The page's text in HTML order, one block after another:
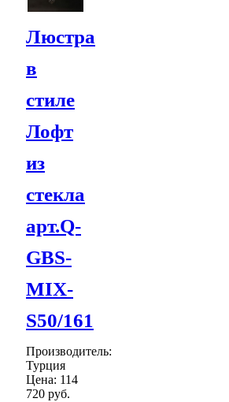
Люстра
в
стиле
Лофт
из
стекла
арт.Q-
GBS-
MIX-
S50/161
Производитель:
Турция
Цена: 114
720 руб.